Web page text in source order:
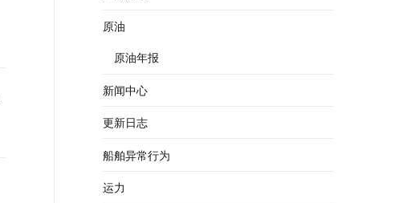
原油
原油年报
新闻中心
更新日志
船舶异常行为
运力